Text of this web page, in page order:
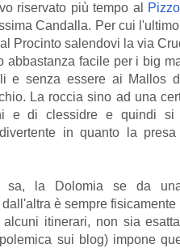
riservato più tempo al
Candalla. Per cui
Procinto salendovi la via
abbastanza facile per i big
e senza essere ai Mallos
La roccia sino ad una
e di clessidre e quindi
in quanto la
sa, la Dolomia se da
è sempre
alcuni itinerari, non sia
sui blog) impone